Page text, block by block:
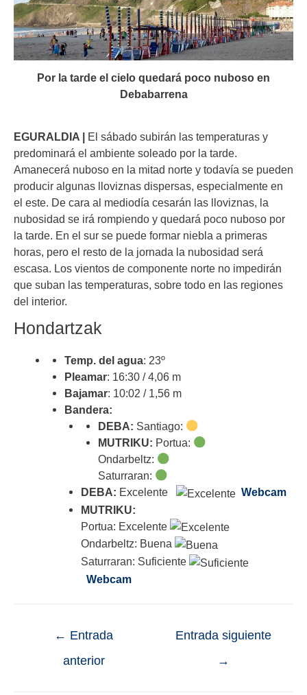
Por la tarde el cielo quedará poco nuboso en
Debabarrena
EGURALDIA | El sábado subirán las temperaturas y
predominará el ambiente soleado por la tarde.
Amanecerá nuboso en la mitad norte y todavía se pueden
producir algunas lloviznas dispersas, especialmente en
el este. De cara al mediodía cesarán las lloviznas, la
nubosidad se irá rompiendo y quedará poco nuboso por
la tarde. En el sur se puede formar niebla a primeras
horas, pero el resto de la jornada la nubosidad será
escasa. Los vientos de componente norte no impedirán
que suban las temperaturas, sobre todo en las regiones
del interior.
Hondartzak
Temp. del agua: 23º
Pleamar: 16:30 / 4,06 m
Bajamar: 10:02 / 1,56 m
Bandera:
DEBA: Santiago:
MUTRIKU: Portua:
Ondarbeltz:
Saturraran:
DEBA: Excelente
Webcam
MUTRIKU:
Portua: Excelente
Ondarbeltz: Buena
Saturraran: Suficiente
Webcam
← Entrada
anterior
Entrada siguiente
→